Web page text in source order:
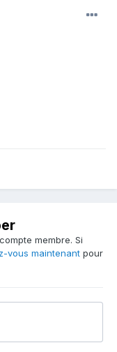
membre. Si
vous maintenant pour